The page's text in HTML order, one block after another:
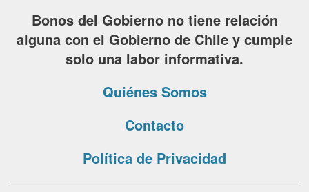
Bonos del Gobierno no tiene relación
alguna con el Gobierno de Chile y cumple
solo una labor informativa.
Quiénes Somos
Contacto
Política de Privacidad